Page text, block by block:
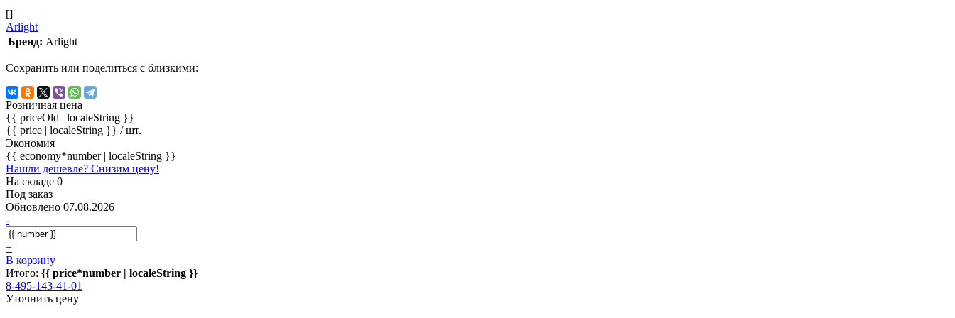
[]
Arlight
Бренд: Arlight
Сохранить или поделиться с близкими:
Розничная цена
{{ priceOld | localeString }}
{{ price | localeString }} / шт.
Экономия
{{ economy*number | localeString }}
Нашли дешевле? Снизим цену!
На складе 0
Под заказ
Обновлено 07.08.2026
-
+
В корзину
Итого: {{ price*number | localeString }}
8-495-143-41-01
Уточнить цену